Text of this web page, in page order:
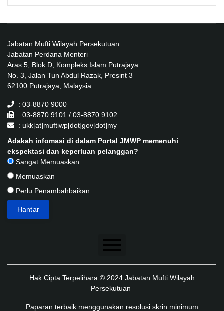
Jabatan Mufti Wilayah Persekutuan
Jabatan Perdana Menteri
Aras 5, Blok D, Kompleks Islam Putrajaya
No. 3, Jalan Tun Abdul Razak, Presint 3
62100 Putrajaya, Malaysia.
: 03-8870 9000
: 03-8870 9101 / 03-8870 9102
: ukk[at]muftiwp[dot]gov[dot]my
Adakah infomasi di dalam Portal JMWP memenuhi
ekspektasi dan keperluan pelanggan?
Sangat Memuaskan
Memuaskan
Perlu Penambahbaikan
Penafian
Dasar Keselamatan
Dasar Privasi
Hak Cipta Terpelihara © 2024 Jabatan Mufti Wilayah
Persekutuan
Paparan terbaik menggunakan resolusi skrin minimum